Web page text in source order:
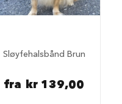
Sløyfehalsbånd Brun
fra kr 139,00